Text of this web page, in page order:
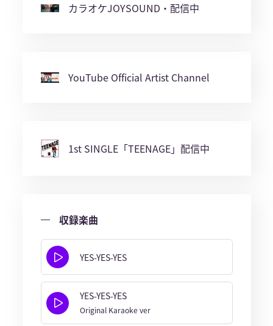
カラオケJOYSOUND・配信中
YouTube Official Artist Channel
1st SINGLE「TEENAGE」配信中
収録楽曲
YES-YES-YES
YES-YES-YES
Original Karaoke ver